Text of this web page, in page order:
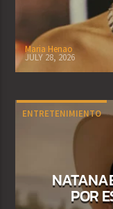
Maria Henao
JULY 28, 2026
ENTRETENIMIENTO
POR